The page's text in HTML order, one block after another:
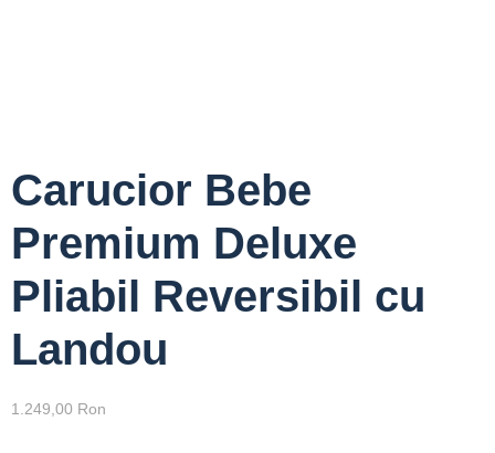
Carucior Bebe
Premium Deluxe
Pliabil Reversibil cu
Landou
1.249,00 Ron